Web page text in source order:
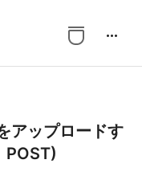
more_horiz
アップロードす